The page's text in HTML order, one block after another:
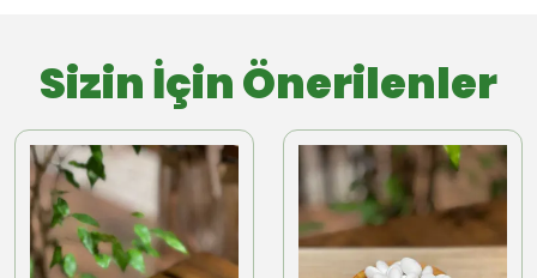
Sizin İçin Önerilenler